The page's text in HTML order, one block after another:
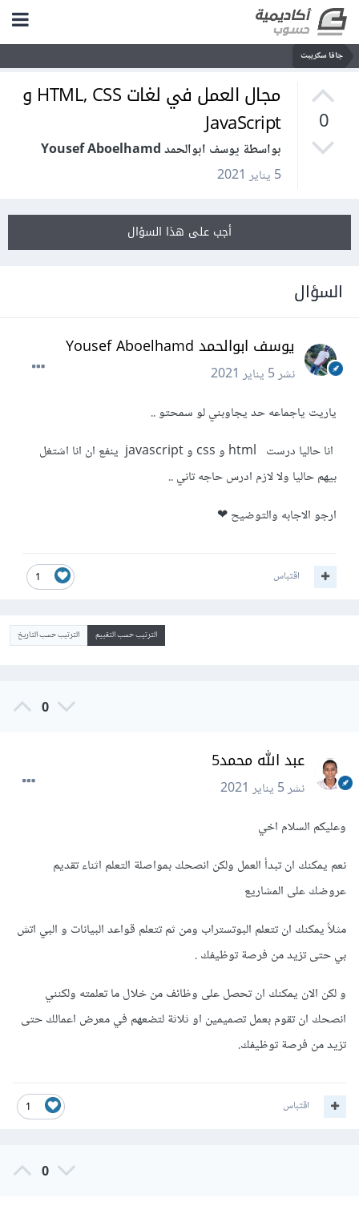
جافا سكريبت
0
مجال العمل في لغات HTML, CSS و
JavaScript
بواسطة يوسف ابوالحمد Yousef Aboelhamd
5 يناير 2021
أجب على هذا السؤال
السؤال
يوسف ابوالحمد Yousef Aboelhamd
نشر5 يناير 2021
ياريت ياجماعه حد يجاوبني لو سمحتو ..
انا حاليا درست html و css و javascript ينفع ان انا اشتغل
بيهم حاليا ولا لازم ادرس حاجه تاني ..
ارجو الاجابه والتوضيح ❤
1 اقتباس
الترتيب حسب التقييم الترتيب حسب التاريخ
0
عبد الله محمد5
نشر5 يناير 2021
وعليكم السلام اخي
نعم يمكنك ان تبدأ العمل ولكن انصحك بمواصلة التعلم اثناء تقديم
عروضك على المشاريع
مثلاً يمكنك ان تتعلم البوتستراب ومن ثم تتعلم قواعد البيانات و البي اتش
بي حتى تزيد من فرصة توظيفك .
و لكن الان يمكنك ان تحصل على وظائف من خلال ما تعلمته ولكنني
انصحك ان تقوم بعمل تصميمين او ثلاثة لتضعهم في معرض اعمالك حتى
تزيد من فرصة توظيفك.
1 اقتباس
0